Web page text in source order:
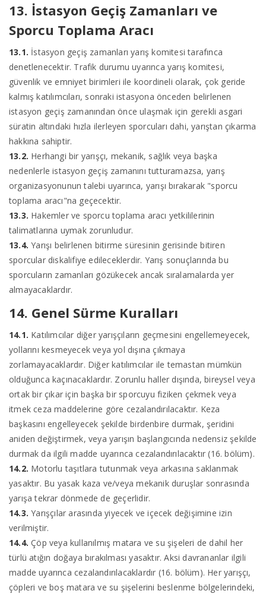
13. İstasyon Geçiş Zamanları ve
Sporcu Toplama Aracı
13.1. İstasyon geçiş zamanları yarış komitesi tarafınca
denetlenecektir. Trafik durumu uyarınca yarış komitesi,
güvenlik ve emniyet birimleri ile koordineli olarak, çok geride
kalmış katılımcıları, sonraki istasyona önceden belirlenen
istasyon geçiş zamanından önce ulaşmak için gerekli asgari
süratin altındaki hızla ilerleyen sporcuları dahi, yarıştan çıkarma
hakkına sahiptir.
13.2. Herhangi bir yarışçı, mekanik, sağlık veya başka
nedenlerle istasyon geçiş zamanını tutturamazsa, yarış
organizasyonunun talebi uyarınca, yarışı bırakarak "sporcu
toplama aracı"na geçecektir.
13.3. Hakemler ve sporcu toplama aracı yetkililerinin
talimatlarına uymak zorunludur.
13.4. Yarışı belirlenen bitirme süresinin gerisinde bitiren
sporcular diskalifiye edileceklerdir. Yarış sonuçlarında bu
sporcuların zamanları gözükecek ancak sıralamalarda yer
almayacaklardır.
14. Genel Sürme Kuralları
14.1. Katılımcılar diğer yarışçıların geçmesini engellemeyecek,
yollarını kesmeyecek veya yol dışına çıkmaya
zorlamayacaklardır. Diğer katılımcılar ile temastan mümkün
olduğunca kaçınacaklardır. Zorunlu haller dışında, bireysel veya
ortak bir çıkar için başka bir sporcuyu fiziken çekmek veya
itmek ceza maddelerine göre cezalandırılacaktır. Keza
başkasını engelleyecek şekilde birdenbire durmak, şeridini
aniden değiştirmek, veya yarışın başlangıcında nedensiz şekilde
durmak da ilgili madde uyarınca cezalandırılacaktır (16. bölüm).
14.2. Motorlu taşıtlara tutunmak veya arkasına saklanmak
yasaktır. Bu yasak kaza ve/veya mekanik duruşlar sonrasında
yarışa tekrar dönmede de geçerlidir.
14.3. Yarışçılar arasında yiyecek ve içecek değişimine izin
verilmiştir.
14.4. Çöp veya kullanılmış matara ve su şişeleri de dahil her
türlü atığın doğaya bırakılması yasaktır. Aksi davrananlar ilgili
madde uyarınca cezalandırılacaklardır (16. bölüm). Her yarışçı,
çöpleri ve boş matara ve su şişelerini beslenme bölgelerindeki,